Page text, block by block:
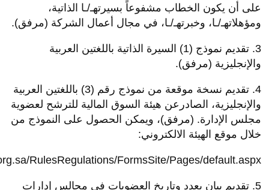
على أن يكون الخطاب مشفوعاً بسيرتهـ/ـا الذاتية،
ومؤهلاتهـ/ـا، وخبرتهـ/ـا، في مجال أعمال الشركة (مرفق).
3. تقديم نموذج (1) السيرة الذاتية باللغتين العربية
والإنجليزية (مرفق).
4. تقديم نسخة موقعة من نموذج رقم (3) باللغتين العربية
والإنجليزية، الصادرعن هيئة السوق المالية للترشح لعضوية
مجلس الإدارة. (مرفق)، ويمكن الحصول على النموذج من
خلال موقع الهيئة الالكتروني:
RulesRegulations/FormsSite/Pages/default.aspx
5. تقديم بيان بعدد وتاريخ العضويات في مجالس إدارات